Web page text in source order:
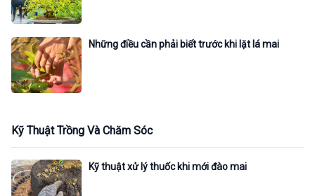
Những điều cần phải biết trước khi lặt lá mai
Kỹ Thuật Trồng Và Chăm Sóc
Kỹ thuật xử lý thuốc khi mới đào mai